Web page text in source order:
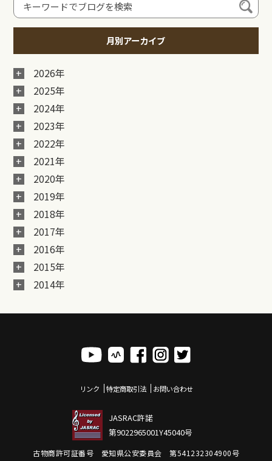
月別アーカイブ
2026年
2025年
2024年
2023年
2022年
2021年
2020年
2019年
2018年
2017年
2016年
2015年
2014年
リンク 特定商取引法 お問い合わせ
JASRAC許諾
第9022965001Y45040号
古物商許可証番号 愛知県公安委員会 第541232304900号